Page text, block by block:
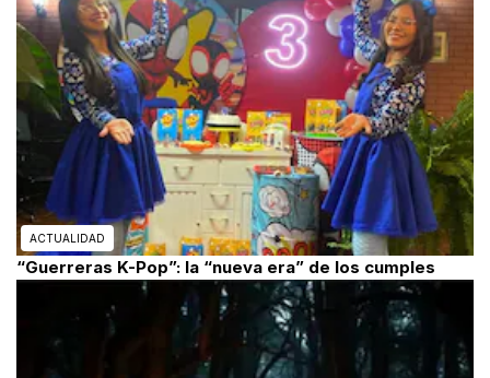
ACTUALIDAD
“Guerreras K-Pop”: la “nueva era” de los cumples